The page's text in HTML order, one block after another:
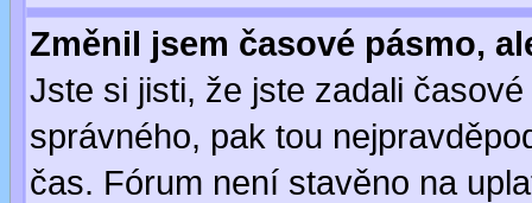
Změnil jsem časové pásmo,
Jste si jisti, že jste zadali
správného, pak tou
čas. Fórum není stavěno na